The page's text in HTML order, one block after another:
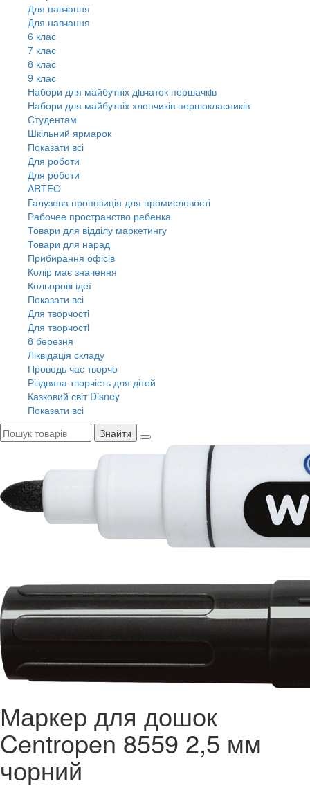
Для навчання
Для навчання
6 клас
7 клас
8 клас
9 клас
Набори для майбутніх дiвчаток першачкiв
Набори для майбутніх хлопчиків першокласників
Студентам
Шкільний ярмарок
Показати всі
Для роботи
Для роботи
ARTEO
Галузева пропозиція для промисловості
Рабочее пространство ребенка
Товари для відділу маркетингу
Товари для нарад
Прибирання офісів
Колір має значення
Кольорові ідеї
Показати всі
Для творчостi
Для творчостi
8 березня
Ліквідація складу
Проводь час творчо
Різдвяна творчість для дітей
Казковий світ Disney
Показати всі
Знайти
Маркер для дошок
Centropen 8559 2,5 мм
чорний